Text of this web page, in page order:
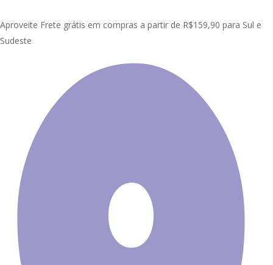
to
main
Aproveite Frete grátis em compras a partir de R$159,90 para Sul e
Sudeste
Painel Adesivo de Parede Mapas Infantis
Mapas Mundi Infantil M111